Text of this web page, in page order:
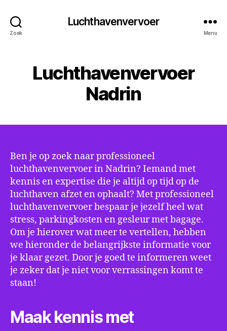
Zoek
Luchthavenvervoer
Menu
Luchthavenvervoer
Nadrin
Ben je op zoek naar professioneel
luchthavenvervoer in Nadrin? Iemand met
kennis en expertise die je altijd op tijd op de
luchthaven afzet en ophaalt? Met professioneel
luchthavenvervoer bespaar je jezelf heel wat
stress, parkingkosten en gesleur met bagage.
Om je hierover wat meer te vertellen, hebben
we hieronder de belangrijkste informatie voor
je klaar gezet. Door je goed te informeren weet
je zeker dat je niet voor verrassingen komt te
staan!
Maak kennis met